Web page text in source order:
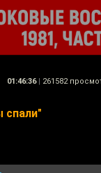
01:46:36 | 261582
спали"